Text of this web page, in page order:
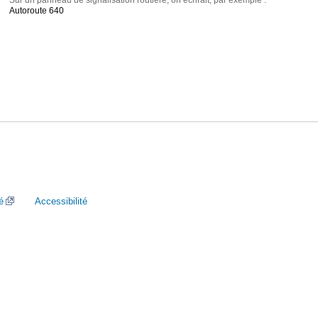
Autoroute 640
Accessibilité